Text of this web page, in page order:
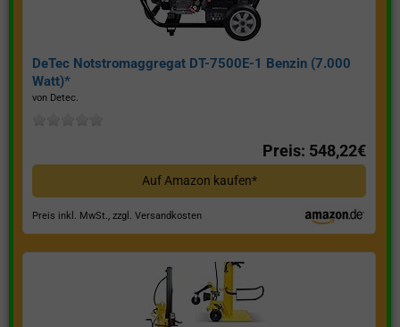
DeTec Notstromaggregat DT-7500E-1 Benzin (7.000
Watt)*
von Detec.
Preis: 548,22€
Auf Amazon kaufen*
Preis inkl. MwSt., zzgl. Versandkosten